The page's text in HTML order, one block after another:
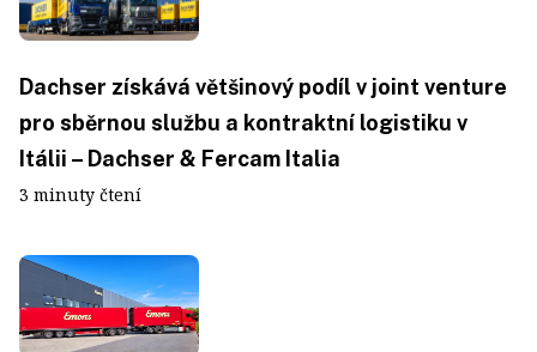
Dachser získává většinový podíl v joint venture
pro sběrnou službu a kontraktní logistiku v
Itálii – Dachser & Fercam Italia
3 minuty čtení